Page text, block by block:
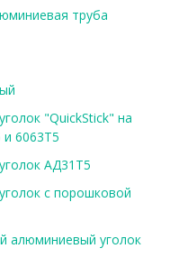
труба
"QuickStick" на
6063Т5
АД31Т5
с порошковой
алюминиевый уголок